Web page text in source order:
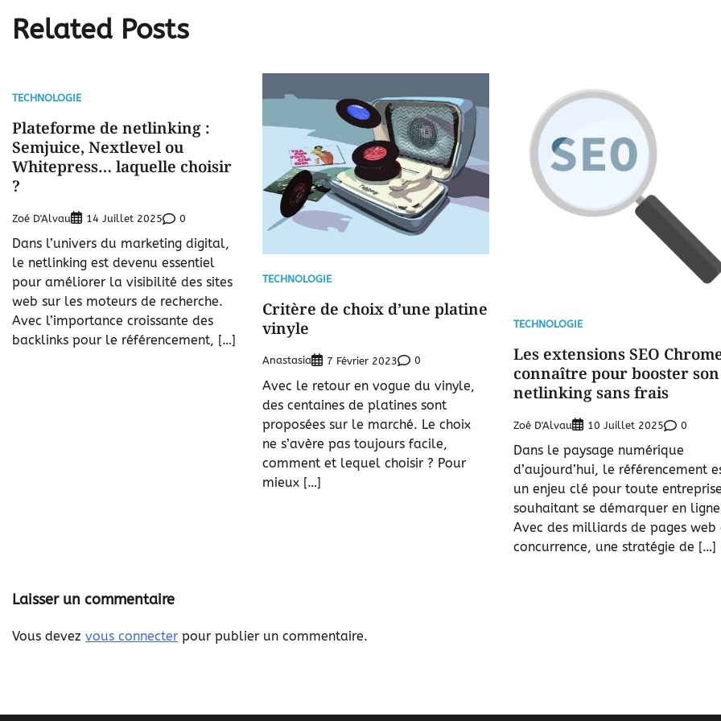
Related Posts
TECHNOLOGIE
Plateforme de netlinking :
Semjuice, Nextlevel ou
Whitepress… laquelle choisir
?
Zoé D'Alvau 14 Juillet 2025 0
Dans l’univers du marketing digital,
le netlinking est devenu essentiel
pour améliorer la visibilité des sites
web sur les moteurs de recherche.
Avec l’importance croissante des
backlinks pour le référencement, […]
TECHNOLOGIE
Critère de choix d’une platine
vinyle
Anastasia 7 Février 2023 0
Avec le retour en vogue du vinyle,
des centaines de platines sont
proposées sur le marché. Le choix
ne s’avère pas toujours facile,
comment et lequel choisir ? Pour
mieux […]
TECHNOLOGIE
Les extensions SEO
connaître pour booster son
netlinking sans frais
Zoé D'Alvau 10 Juillet 2025 0
Dans le paysage numérique
d’aujourd’hui, le référencement
un enjeu clé pour toute
souhaitant se démarquer en
Avec des milliards de pages web
concurrence, une stratégie de […]
Laisser un commentaire
Vous devez vous connecter pour publier un commentaire.